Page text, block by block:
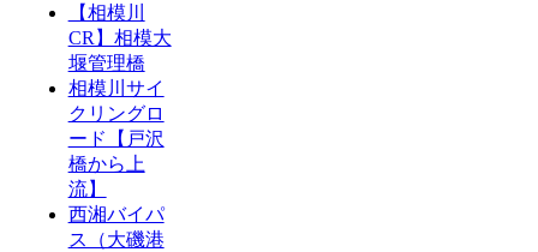
【相模川
CR】相模大
堰管理橋
相模川サイ
クリングロ
ード【戸沢
橋から上
流】
西湘バイパ
ス（大磯港